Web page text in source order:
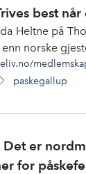
best
Heltne på
norske
paskegallup
Det er
for